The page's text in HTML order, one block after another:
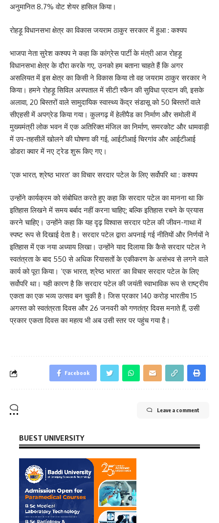
अनुमानित 8.7% वोट शेयर हासिल किया।
रोहड़ू विधानसभा क्षेत्र का विकास जयराम ठाकुर सरकार में हुआ : कश्यप
भाजपा नेता सुरेश कश्यप ने कहा कि कांग्रेस पार्टी के मंत्री आज रोहड़ू
विधानसभा क्षेत्र के दौरा करके गए, उनको हम बताना चाहते हैं कि अगर
असलियत में इस क्षेत्र का किसी ने विकास किया तो वह जयराम ठाकुर सरकार ने
किया। हमने रोहड़ू सिविल अस्पताल में सीटी स्कैन की सुविधा प्रदान की, इसके
अलावा, 20 बिस्तरों वाले सामुदायिक स्वास्थ्य केंद्र संडासू को 50 बिस्तरों वाले
सीएहसी में अपग्रेड किया गया। कुलगढ़ में हेलीपैड का निर्माण और समोली में
मुख्यमंत्री लोक भवन में एक अतिरिक्त मंजिल का निर्माण, समरकोट और धामवाड़ी
में उप-तहसीलें खोलने की घोषणा की गई, आईटीआई चिरगांव और आईटीआई
डोडरा क्वार में नए ट्रेड शुरू किए गए।
‘एक भारत, श्रेष्ठ भारत’ का विचार सरदार पटेल के लिए सर्वोपरि था : कश्यप
उन्होंने कार्यक्रम को संबोधित करते हुए कहा कि सरदार पटेल का मानना था कि
इतिहास लिखने में समय बर्बाद नहीं करना चाहिए; बल्कि इतिहास रचने के प्रयास
करने चाहिए। उन्होंने कहा कि यह दृढ़ विश्वास सरदार पटेल की जीवन-गाथा में
स्पष्ट रूप से दिखाई देता है। सरदार पटेल द्वारा अपनाई गई नीतियों और निर्णयों ने
इतिहास में एक नया अध्याय लिखा। उन्होंने याद दिलाया कि कैसे सरदार पटेल ने
स्वतंत्रता के बाद 550 से अधिक रियासतों के एकीकरण के असंभव से लगने वाले
कार्य को पूरा किया। ‘एक भारत, श्रेष्ठ भारत’ का विचार सरदार पटेल के लिए
सर्वोपरि था। यही कारण है कि सरदार पटेल की जयंती स्वाभाविक रूप से राष्ट्रीय
एकता का एक भव्य उत्सव बन चुकी है। जिस प्रकार 140 करोड़ भारतीय 15
अगस्त को स्वतंत्रता दिवस और 26 जनवरी को गणतंत्र दिवस मनाते हैं, उसी
प्रकार एकता दिवस का महत्व भी अब उसी स्तर पर पहुंच गया है।
Facebook
Leave a comment
BUEST UNIVERSITY